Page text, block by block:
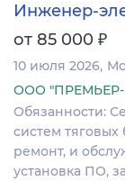
Инженер-
от 85 000 ₽
10 июля 2026
ООО
Обязанности:
систем тяговых
ремонт, и
установка ПО,